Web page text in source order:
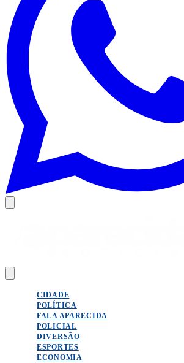
CIDADE
POLÍTICA
FALA APARECIDA
POLICIAL
DIVERSÃO
ESPORTES
ECONOMIA